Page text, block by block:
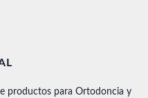
productos para Ortodoncia y